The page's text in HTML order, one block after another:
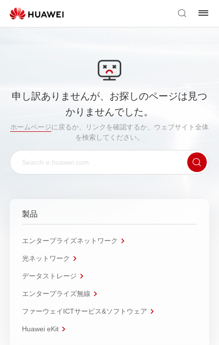
申し訳ありませんが、お探しのページは見つ
かりませんでした。
ホームページに戻るか、リンクを確認するか、ウェブサイト全体
を検索してください。
製品
エンタープライズネットワーク
光ネットワーク
データストレージ
エンタープライズ無線
ファーウェイICTサービス&ソフトウェア
Huawei eKit